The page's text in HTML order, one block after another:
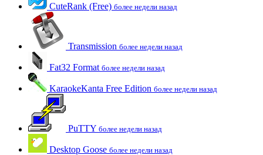
CuteRank (Free) более недели назад
Transmission более недели назад
Fat32 Format более недели назад
KaraokeKanta Free Edition более недели назад
PuTTY более недели назад
Desktop Goose более недели назад